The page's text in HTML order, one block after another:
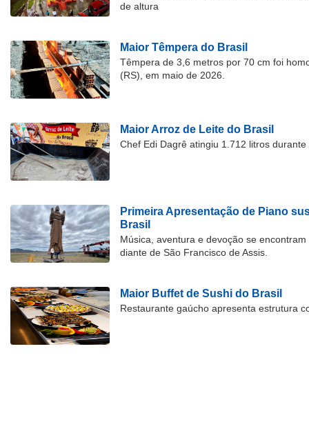
de altura
Maior Têmpera do Brasil
Têmpera de 3,6 metros por 70 cm foi
(RS), em maio de 2026.
Maior Arroz de Leite do Brasil
Chef Edi Dagrê atingiu 1.712 litros
Primeira Apresentação de Piano
Brasil
Música, aventura e devoção se
diante de São Francisco de Assis.
Maior Buffet de Sushi do Brasil
Restaurante gaúcho apresenta estrutura